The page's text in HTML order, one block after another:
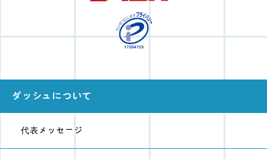
ダッシュについて
代表メッセージ